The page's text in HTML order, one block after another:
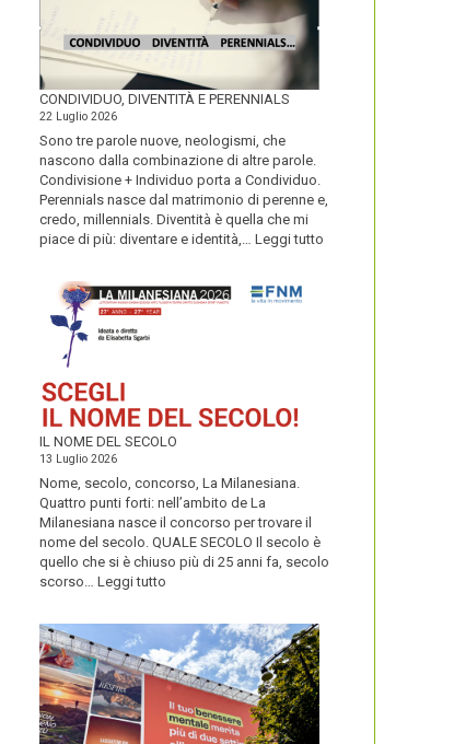
CONDIVIDUO, DIVENTITÀ E PERENNIALS
22 Luglio 2026
Sono tre parole nuove, neologismi, che
nascono dalla combinazione di altre parole.
Condivisione + Individuo porta a Condividuo.
Perennials nasce dal matrimonio di perenne e,
credo, millennials. Diventità è quella che mi
piace di più: diventare e identità,… Leggi tutto
IL NOME DEL SECOLO
13 Luglio 2026
Nome, secolo, concorso, La Milanesiana.
Quattro punti forti: nell’ambito de La
Milanesiana nasce il concorso per trovare il
nome del secolo. QUALE SECOLO Il secolo è
quello che si è chiuso più di 25 anni fa, secolo
scorso… Leggi tutto
NOME
DEL
SECOLO